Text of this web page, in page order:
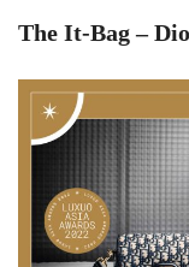
The It-Bag –